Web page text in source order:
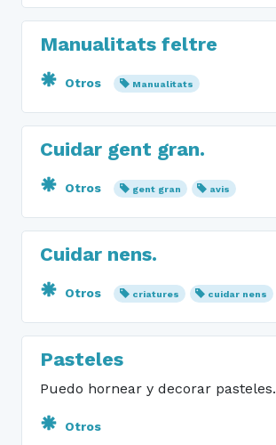
Manualitats feltre
Otros Manualitats
Cuidar gent gran.
Otros gent gran avis
Cuidar nens.
Otros criatures cuidar nens
Pasteles
Puedo hornear y decorar pasteles.
Otros